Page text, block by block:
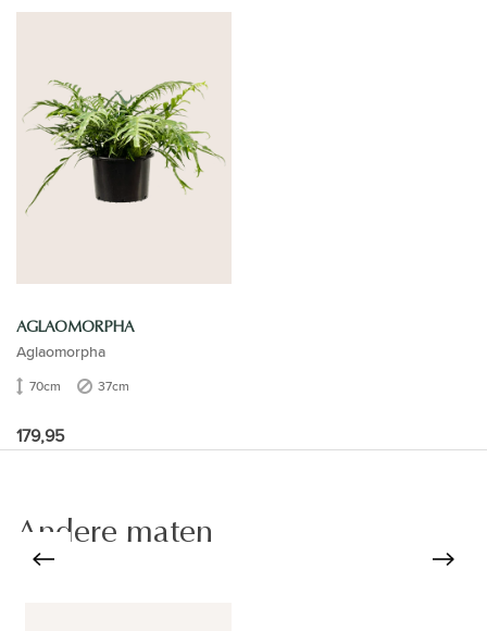
AGLAOMORPHA
Aglaomorpha
70cm 37cm
179,95
Andere maten